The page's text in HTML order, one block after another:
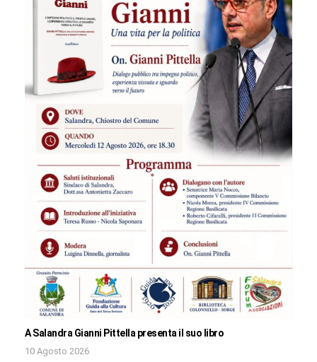
A Salandra Gianni Pittella presenta il suo libro
10 Agosto 2026